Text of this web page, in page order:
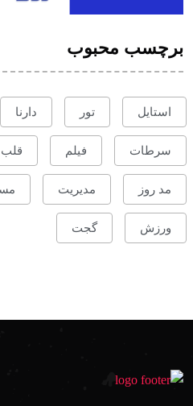
برچسب محبوب
استایل تور دارنا
سرطات فیلم قلب
مد روز مدیریت
ورزش گجت